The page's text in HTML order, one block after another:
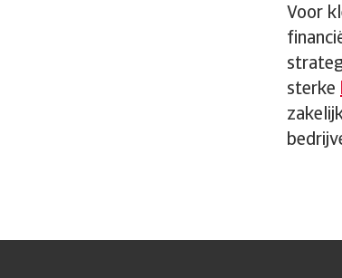
Voor
sterke